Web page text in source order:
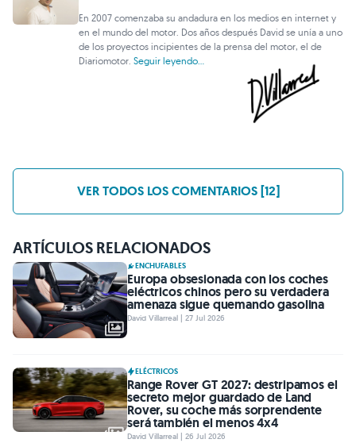
En 2007 comenzaba su andadura en los medios en internet y
en el mundo del motor. Dos años después David se unía a uno
de los proyectos incipientes de la prensa del motor, el de
Diariomotor.Seguir leyendo...
VER TODOS LOS COMENTARIOS [12]
ARTÍCULOS RELACIONADOS
ENCHUFABLES
Europa obsesionada con los coches
eléctricos chinos pero su verdadera
amenaza sigue quemando gasolina
David Villarreal | 27 Jul 2026
ELÉCTRICOS
Range Rover GT 2027: destripamos el
secreto mejor guardado de Land
Rover, su coche más sorprendente
será también el menos 4x4
David Villarreal | 26 Jul 2026